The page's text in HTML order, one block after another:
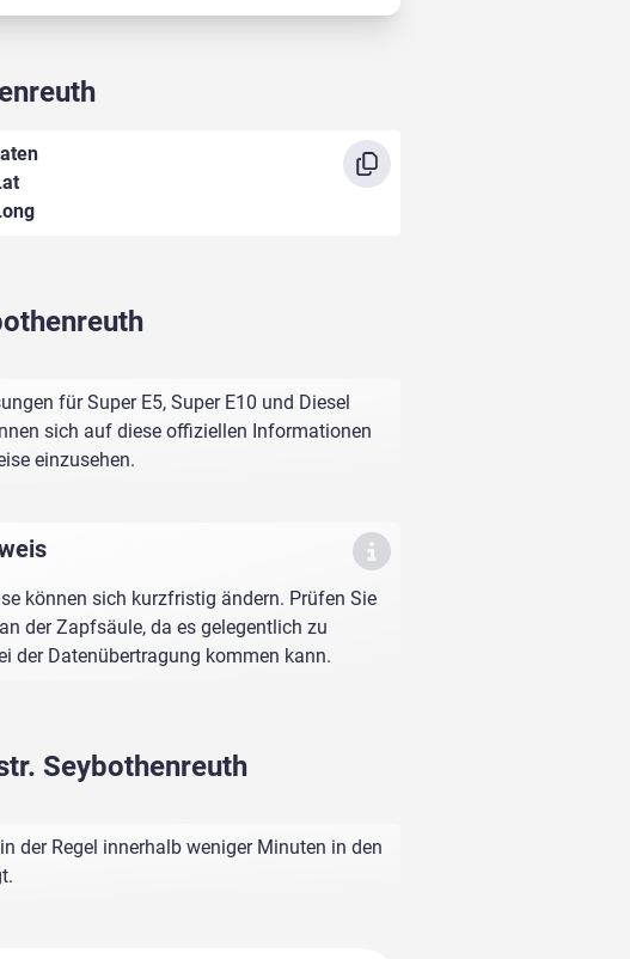
für Super E5, Super E10 und Diesel
sich auf diese offiziellen Informationen
einzusehen.
können sich kurzfristig ändern. Prüfen Sie
der Zapfsäule, da es gelegentlich zu
der Datenübertragung kommen kann.
Seybothenreuth
der Regel innerhalb weniger Minuten in den